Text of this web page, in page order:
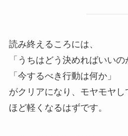
読み終えるころには、
「うちはどう決めればいいの
「今するべき行動は何か」
がクリアになり、モヤモヤし
ほど軽くなるはずです。